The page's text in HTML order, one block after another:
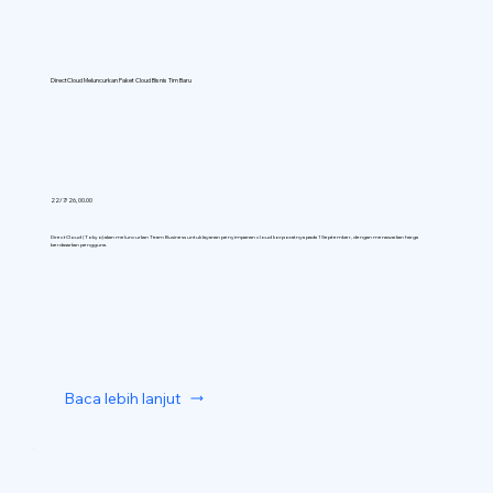
DirectCloud Meluncurkan Paket Cloud Bisnis Tim Baru
22/7/26, 00.00
DirectCloud (Tokyo) akan meluncurkan Team Business untuk layanan penyimpanan cloud korporatnya pada 1 September, dengan menawarkan harga
berdasarkan pengguna.
Baca lebih lanjut